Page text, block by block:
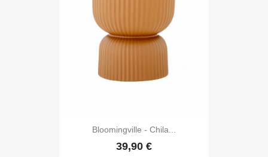
Bloomingville - Chila...
39,90 €